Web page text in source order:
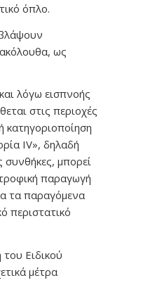
όπλο.
ως
λόγω εισπνοής
στις περιοχές
IV», δηλαδή
συνθήκες, μπορεί
παραγωγή
τα παραγόμενα
περιστατικό
Ειδικού
μέτρα